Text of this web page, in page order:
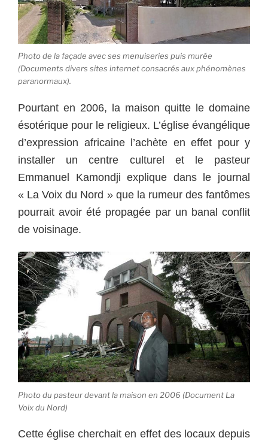
Photo de la façade avec ses menuiseries puis murée
(Documents divers sites internet consacrés aux phénomènes
paranormaux).
Pourtant en 2006, la maison quitte le domaine
ésotérique pour le religieux. L’église évangélique
d’expression africaine l’achète en effet pour y
installer un centre culturel et le pasteur
Emmanuel Kamondji explique dans le journal
« La Voix du Nord » que la rumeur des fantômes
pourrait avoir été propagée par un banal conflit
de voisinage.
Photo du pasteur devant la maison en 2006 (Document La
Voix du Nord)
Cette église cherchait en effet des locaux depuis